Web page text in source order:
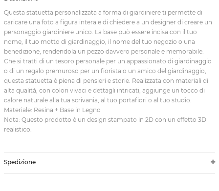
Questa statuetta personalizzata a forma di giardiniere ti permette di
caricare una foto a figura intera e di chiedere a un designer di creare un
personaggio giardiniere unico. La base può essere incisa con il tuo
nome, il tuo motto di giardinaggio, il nome del tuo negozio o una
benedizione, rendendola un pezzo davvero personale e memorabile.
Che si tratti di un tesoro personale per un appassionato di giardinaggio
o di un regalo premuroso per un fiorista o un amico del giardinaggio,
questa statuetta è piena di pensieri e storie. Realizzata con materiali di
alta qualità, con colori vivaci e dettagli intricati, aggiunge un tocco di
calore naturale alla tua scrivania, al tuo portafiori o al tuo studio.
Materiale: Resina + Base in Legno
Nota: Questo prodotto è un design stampato in 2D con un effetto 3D
realistico.
Spedizione